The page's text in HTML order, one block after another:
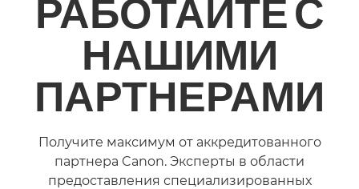
РАБОТАЙТЕ С
НАШИМИ
ПАРТНЕРАМИ
Получите максимум от аккредитованного
партнера Canon. Эксперты в области
предоставления специализированных